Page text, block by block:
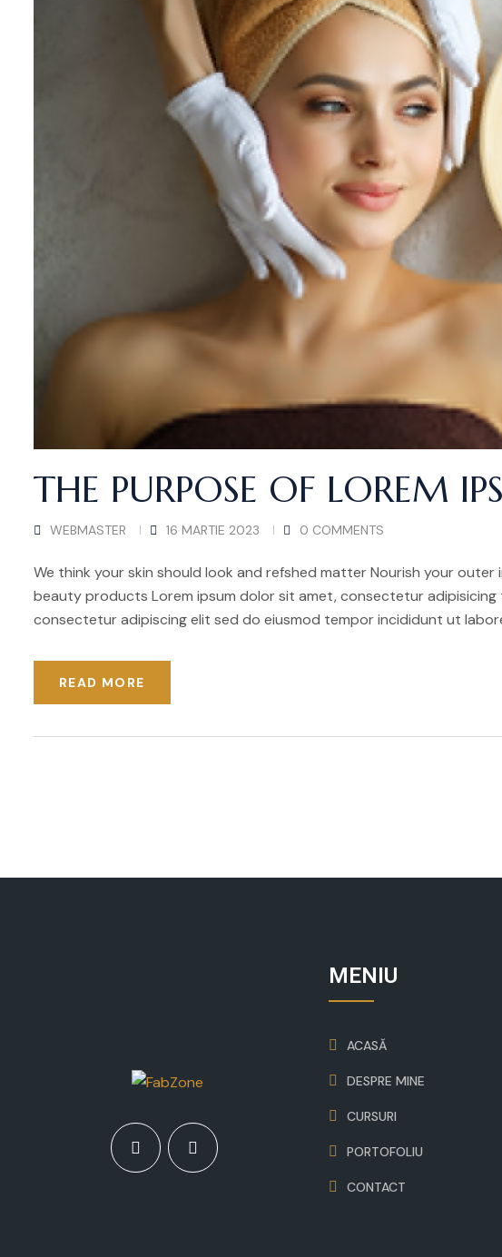
THE PURPOSE OF LOREM
WEBMASTER 16 MARTIE 2023 0 COMMENTS
We think your skin should look and refshed matter Nourish your
beauty products Lorem ipsum dolor sit amet, consectetur
consectetur adipiscing elit sed do eiusmod tempor incididunt ut
READ MORE
MENIU
ACASĂ
DESPRE MINE
CURSURI
PORTOFOLIU
CONTACT